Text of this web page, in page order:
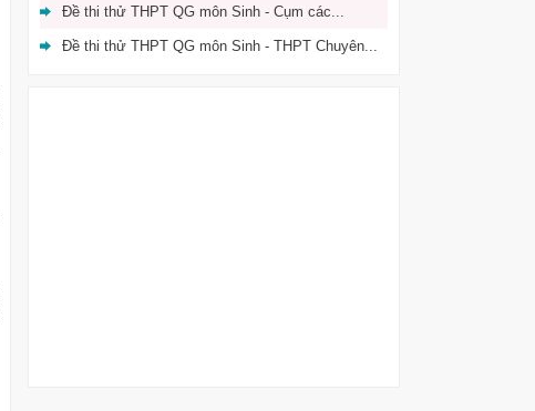
Đề thi thử THPT QG môn Sinh - Cụm các...
Đề thi thử THPT QG môn Sinh - THPT Chuyên...